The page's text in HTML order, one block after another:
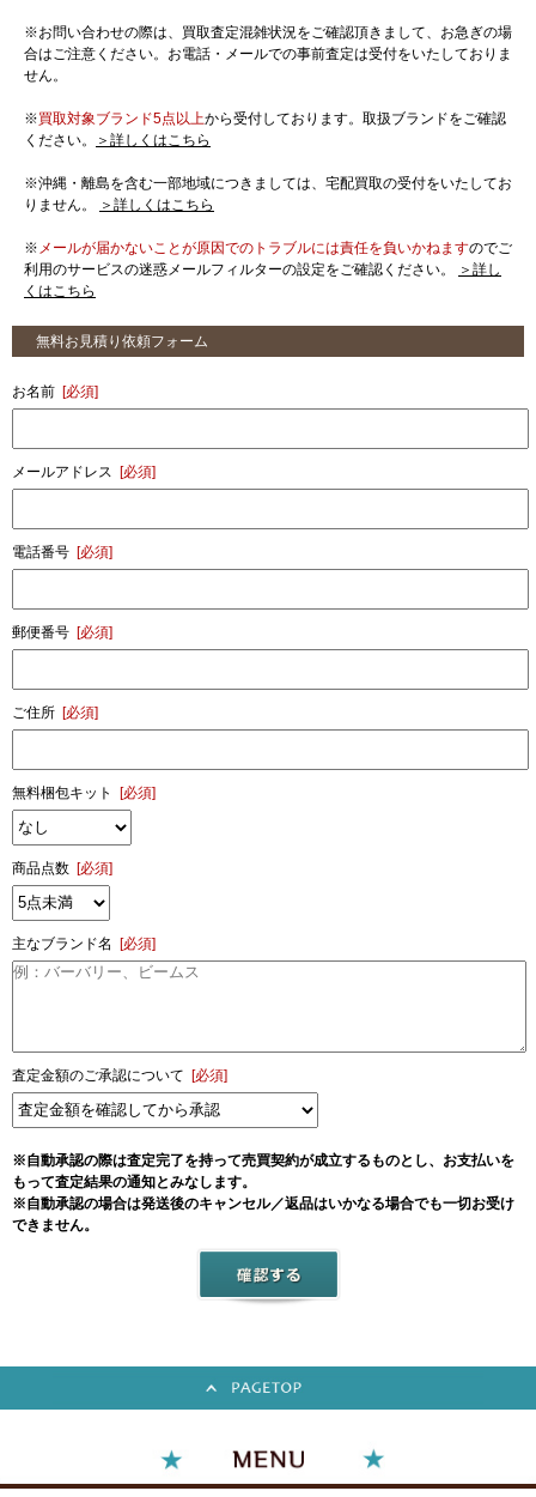
※お問い合わせの際は、買取査定混雑状況をご確認頂きまして、お急ぎの場
合はご注意ください。お電話・メールでの事前査定は受付をいたしておりま
せん。
※買取対象ブランド5点以上から受付しております。取扱ブランドをご確認
ください。
＞詳しくはこちら
※沖縄・離島を含む一部地域につきましては、宅配買取の受付をいたしてお
りません。
＞詳しくはこちら
※ メールが届かないことが原因でのトラブルには責任を負いかねますのでご
利用のサービスの迷惑メールフィルターの設定をご確認ください。
＞詳し
くはこちら
無料お見積り依頼フォーム
お名前 [必須]
メールアドレス [必須]
電話番号 [必須]
郵便番号 [必須]
ご住所 [必須]
無料梱包キット [必須]
商品点数 [必須]
主なブランド名 [必須]
査定金額のご承認について [必須]
※自動承認の際は査定完了を持って売買契約が成立するものとし、お支払いを
もって査定結果の通知とみなします。
※自動承認の場合は発送後のキャンセル／返品はいかなる場合でも一切お受け
できません。